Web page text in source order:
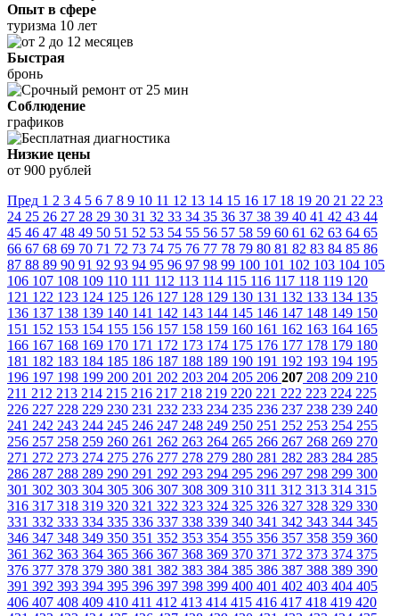
Опыт в сфере
туризма 10 лет
Быстрая
бронь
Соблюдение
графиков
Низкие цены
от 900 рублей
Пред 1 2 3 4 5 6 7 8 9 10 11 12 13 14 15 16 17 18 19 20 21 22 23
24 25 26 27 28 29 30 31 32 33 34 35 36 37 38 39 40 41 42 43 44
45 46 47 48 49 50 51 52 53 54 55 56 57 58 59 60 61 62 63 64 65
66 67 68 69 70 71 72 73 74 75 76 77 78 79 80 81 82 83 84 85 86
87 88 89 90 91 92 93 94 95 96 97 98 99 100 101 102 103 104 105
106 107 108 109 110 111 112 113 114 115 116 117 118 119 120
121 122 123 124 125 126 127 128 129 130 131 132 133 134 135
136 137 138 139 140 141 142 143 144 145 146 147 148 149 150
151 152 153 154 155 156 157 158 159 160 161 162 163 164 165
166 167 168 169 170 171 172 173 174 175 176 177 178 179 180
181 182 183 184 185 186 187 188 189 190 191 192 193 194 195
196 197 198 199 200 201 202 203 204 205 206 207 208 209 210
211 212 213 214 215 216 217 218 219 220 221 222 223 224 225
226 227 228 229 230 231 232 233 234 235 236 237 238 239 240
241 242 243 244 245 246 247 248 249 250 251 252 253 254 255
256 257 258 259 260 261 262 263 264 265 266 267 268 269 270
271 272 273 274 275 276 277 278 279 280 281 282 283 284 285
286 287 288 289 290 291 292 293 294 295 296 297 298 299 300
301 302 303 304 305 306 307 308 309 310 311 312 313 314 315
316 317 318 319 320 321 322 323 324 325 326 327 328 329 330
331 332 333 334 335 336 337 338 339 340 341 342 343 344 345
346 347 348 349 350 351 352 353 354 355 356 357 358 359 360
361 362 363 364 365 366 367 368 369 370 371 372 373 374 375
376 377 378 379 380 381 382 383 384 385 386 387 388 389 390
391 392 393 394 395 396 397 398 399 400 401 402 403 404 405
406 407 408 409 410 411 412 413 414 415 416 417 418 419 420